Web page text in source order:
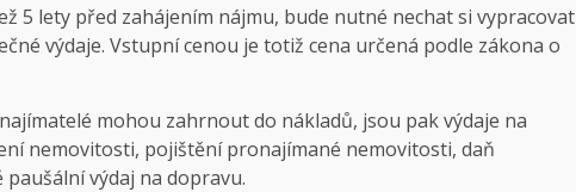
5 lety před zahájením nájmu, bude nutné nechat si vypracovat
výdaje. Vstupní cenou je totiž cena určená podle zákona o
mohou zahrnout do nákladů, jsou pak výdaje na
nemovitosti, pojištění pronajímané nemovitosti, daň
výdaj na dopravu.